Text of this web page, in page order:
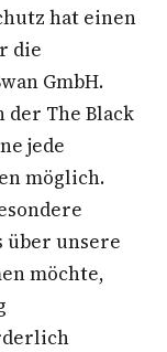
hat einen
die
GmbH.
The Black
jede
möglich.
über unsere
möchte,